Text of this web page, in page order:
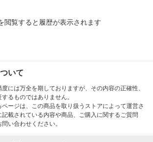
閲覧すると履歴が表示されます
いて
には万全を期しておりますが、その内容の正確性、
るものではありません。
ージは、この商品を取り扱うストアによって運営さ
載されている内容や商品、ご購入に関するご質問
い合わせください。